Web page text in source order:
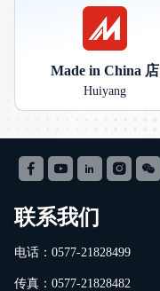
Made in China 店
Huiyang
联系我们
电话：0577-21828499
传真：0577-21828482